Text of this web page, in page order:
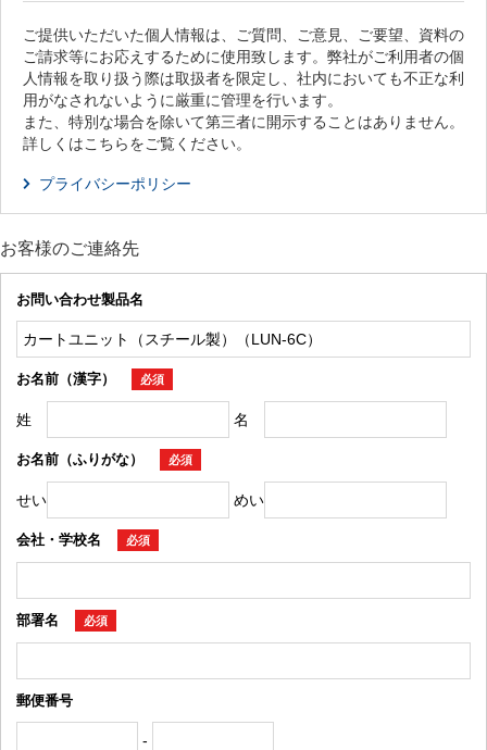
ご提供いただいた個人情報は、ご質問、ご意見、ご要望、資料の
ご請求等にお応えするために使用致します。弊社がご利用者の個
人情報を取り扱う際は取扱者を限定し、社内においても不正な利
用がなされないように厳重に管理を行います。
また、特別な場合を除いて第三者に開示することはありません。
詳しくはこちらをご覧ください。
プライバシーポリシー
お客様のご連絡先
お問い合わせ製品名
お名前（漢字） 必須
姓 名
お名前（ふりがな） 必須
せい めい
会社・学校名 必須
部署名 必須
郵便番号
-